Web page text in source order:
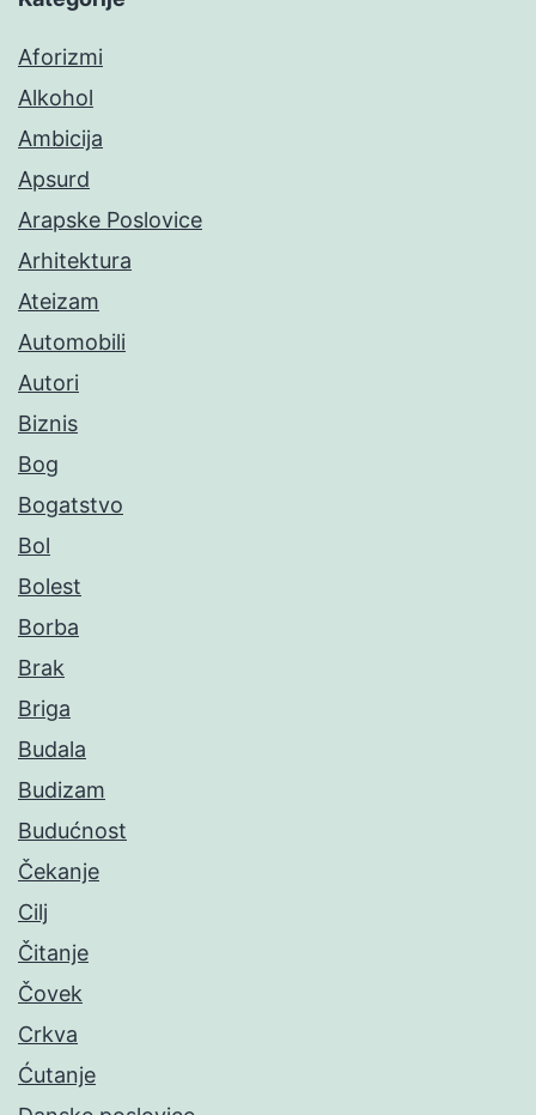
Aforizmi
Alkohol
Ambicija
Apsurd
Arapske Poslovice
Arhitektura
Ateizam
Automobili
Autori
Biznis
Bog
Bogatstvo
Bol
Bolest
Borba
Brak
Briga
Budala
Budizam
Budućnost
Čekanje
Cilj
Čitanje
Čovek
Crkva
Ćutanje